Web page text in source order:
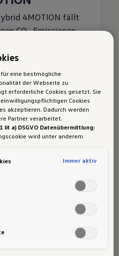
4MOTION fällt
CO -Emissionen
beim
4MOTION
profitieren
Sachbezug
bei
eine bestmögliche
der Webseite zu
erforderliche Cookies gesetzt. Sie
Cookies
akzeptieren. Dadurch werden
Partner verarbeitet.
lit a) DSGVO Datenübermittlung:
wird unter anderem
dort an die Google LLC) weitergibt.
Kommission. Hieraus
durchsetzen können, in den
bestehen, und weil nicht
aufgrund aktueller Gesetze US-
auf Daten erlangen können,
Immer aktiv